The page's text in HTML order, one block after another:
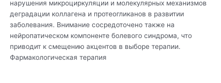
нарушения микроциркуляции и молекулярных механизмов
деградации коллагена и протеогликанов в развитии
заболевания. Внимание сосредоточено также на
нейропатическом компоненте болевого синдрома, что
приводит к смещению акцентов в выборе терапии.
Фармакологическая терапия